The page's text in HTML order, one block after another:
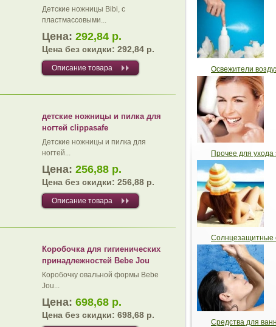
Детские ножницы Bibi, с
пластмассовыми...
Цена: 292,84 р.
Цена без скидки: 292,84 р.
Описание товара
детские ножницы и пилка для
ногтей clippasafe
Детские ножницы и пилка для
ногтей...
Цена: 256,88 р.
Цена без скидки: 256,88 р.
Описание товара
Коробочка для гигиенических
принадлежностей Bebe Jou
Коробочку овальной формы Bebe
Jou...
Цена: 698,68 р.
Цена без скидки: 698,68 р.
Освежители
Прочее для ухода
Солнцезащитные
Средства для